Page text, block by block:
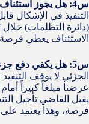
س4: هل يجوز استئناف حكم الإشكال؟
التنفيذ في الإشكال
(دائرة التظلمات) خلال
الاستئناف يعطي
س5: هل يكفي دفع جزء من المبلغ لوقف التنفيذ؟
الجزئي لا يوقف التنفيذ
عرضنا مبلغاً كبيراً
يقبل القاضي تأجيل
فرصة، وهذا يعتمد